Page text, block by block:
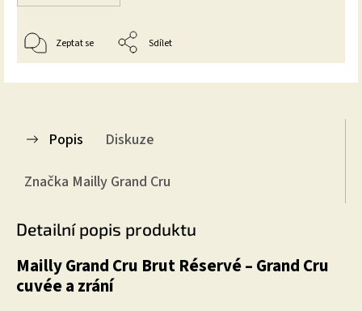
Zeptat se Sdílet
Popis
Diskuze
Značka Mailly Grand Cru
Detailní popis produktu
Mailly Grand Cru Brut Réservé – Grand Cru
cuvée a zrání